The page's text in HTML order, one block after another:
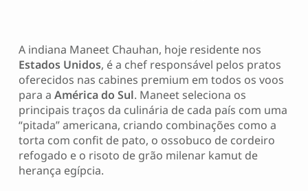
A indiana Maneet Chauhan, hoje residente nos
Estados Unidos, é a chef responsável pelos pratos
oferecidos nas cabines premium em todos os voos
para a América do Sul. Maneet seleciona os
principais traços da culinária de cada país com uma
“pitada” americana, criando combinações como a
torta com confit de pato, o ossobuco de cordeiro
refogado e o risoto de grão milenar kamut de
herança egípcia.